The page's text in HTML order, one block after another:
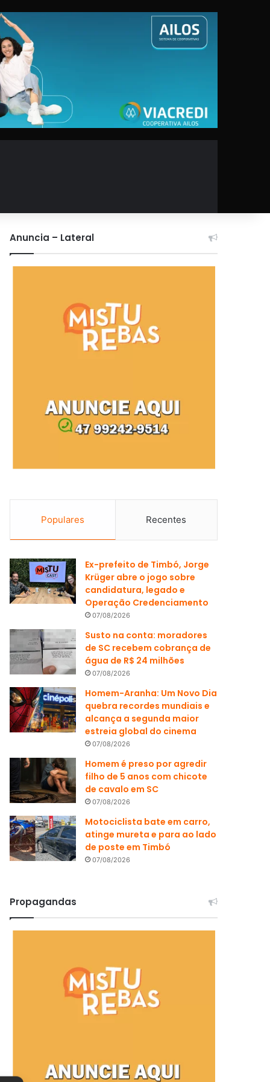
Anuncia – Lateral
Populares Recentes
Ex-prefeito de Timbó, Jorge
Krüger abre o jogo sobre
candidatura, legado e
Operação Credenciamento
07/08/2026
Susto na conta: moradores
de SC recebem cobrança de
água de R$ 24 milhões
07/08/2026
Homem-Aranha: Um Novo Dia
quebra recordes mundiais e
alcança a segunda maior
estreia global do cinema
07/08/2026
Homem é preso por agredir
filho de 5 anos com chicote
de cavalo em SC
07/08/2026
Motociclista bate em carro,
atinge mureta e para ao lado
de poste em Timbó
07/08/2026
Propagandas